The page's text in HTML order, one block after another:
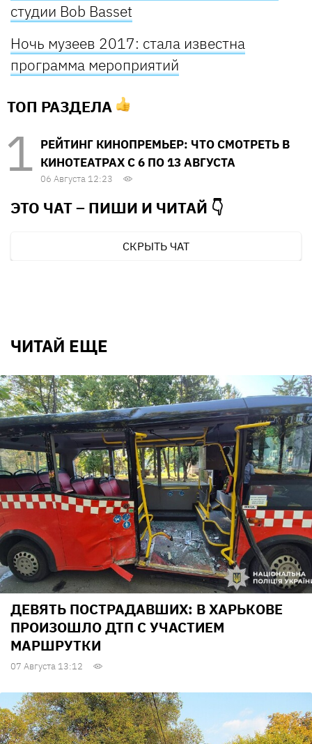
студии Bob Basset
Ночь музеев 2017: стала известна
программа мероприятий
ТОП РАЗДЕЛА
РЕЙТИНГ КИНОПРЕМЬЕР: ЧТО СМОТРЕТЬ В
КИНОТЕАТРАХ С 6 ПО 13 АВГУСТА
06 Августа 12:23
ЭТО ЧАТ – ПИШИ И ЧИТАЙ 👇
СКРЫТЬ ЧАТ
ЧИТАЙ ЕЩЕ
ДЕВЯТЬ ПОСТРАДАВШИХ: В ХАРЬКОВЕ
ПРОИЗОШЛО ДТП С УЧАСТИЕМ
МАРШРУТКИ
07 Августа 13:12